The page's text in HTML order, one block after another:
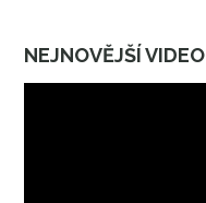
NEJNOVĚJŠÍ VIDEO